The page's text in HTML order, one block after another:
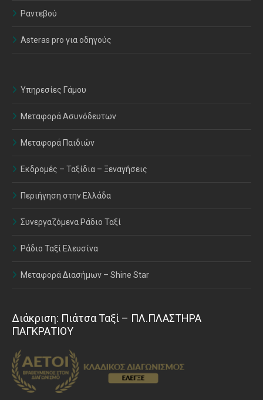
Ραντεβού
Asteras pro για οδηγούς
Υπηρεσίες Γάμου
Μεταφορά Ασυνόδευτων
Μεταφορά Παιδιών
Εκδρομές – Ταξίδια – Ξεναγήσεις
Περιήγηση στην Ελλάδα
Συνεργαζόμενα Ράδιο Ταξί
Ράδιο Ταξί Ελευσίνα
Μεταφορά Διασήμων – Shine Star
Διάκριση: Πιάτσα Ταξί – ΠΛ.ΠΛΑΣΤΗΡΑ
ΠΑΓΚΡΑΤΙΟΥ